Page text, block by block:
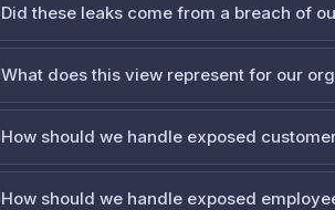
Did these leaks come from a breach of
What does this view represent for our
How should we handle exposed
How should we handle exposed